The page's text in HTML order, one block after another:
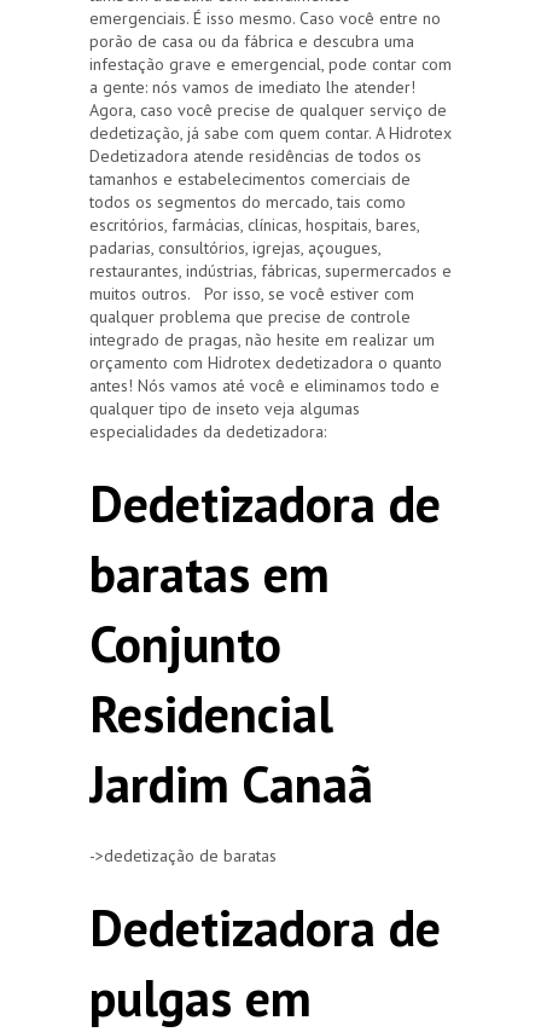
emergenciais. É isso mesmo. Caso você entre no
porão de casa ou da fábrica e descubra uma
infestação grave e emergencial, pode contar com
a gente: nós vamos de imediato lhe atender!
Agora, caso você precise de qualquer serviço de
dedetização, já sabe com quem contar. A Hidrotex
Dedetizadora atende residências de todos os
tamanhos e estabelecimentos comerciais de
todos os segmentos do mercado, tais como
escritórios, farmácias, clínicas, hospitais, bares,
padarias, consultórios, igrejas, açougues,
restaurantes, indústrias, fábricas, supermercados e
muitos outros. Por isso, se você estiver com
qualquer problema que precise de controle
integrado de pragas, não hesite em realizar um
orçamento com Hidrotex dedetizadora o quanto
antes! Nós vamos até você e eliminamos todo e
qualquer tipo de inseto veja algumas
especialidades da dedetizadora:
Dedetizadora de
baratas em
Conjunto
Residencial
Jardim Canaã
->dedetização de baratas
Dedetizadora de
pulgas em